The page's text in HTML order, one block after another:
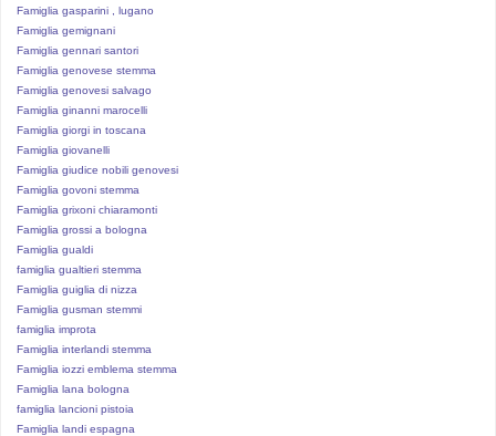
Famiglia gasparini , lugano
Famiglia gemignani
Famiglia gennari santori
Famiglia genovese stemma
Famiglia genovesi salvago
Famiglia ginanni marocelli
Famiglia giorgi in toscana
Famiglia giovanelli
Famiglia giudice nobili genovesi
Famiglia govoni stemma
Famiglia grixoni chiaramonti
Famiglia grossi a bologna
Famiglia gualdi
famiglia gualtieri stemma
Famiglia guiglia di nizza
Famiglia gusman stemmi
famiglia improta
Famiglia interlandi stemma
Famiglia iozzi emblema stemma
Famiglia lana bologna
famiglia lancioni pistoia
Famiglia landi espagna